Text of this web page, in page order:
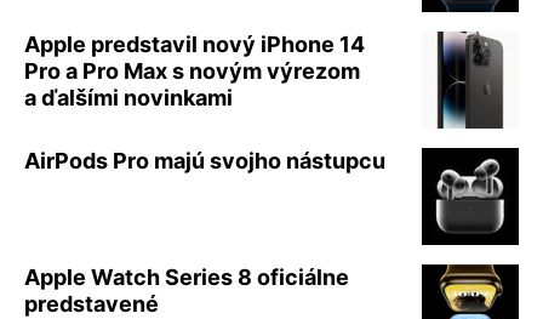
Apple predstavil nový iPhone 14
Pro a Pro Max s novým výrezom
a ďalšími novinkami
AirPods Pro majú svojho nástupcu
Apple Watch Series 8 oficiálne
predstavené